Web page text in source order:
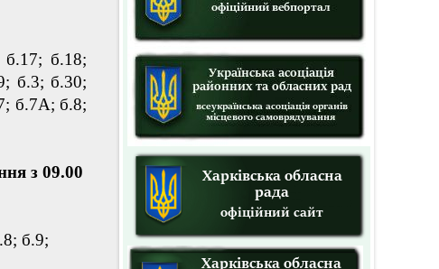
б.18;
б.3; б.30;
б.7А; б.8;
з 09.00
б.9;